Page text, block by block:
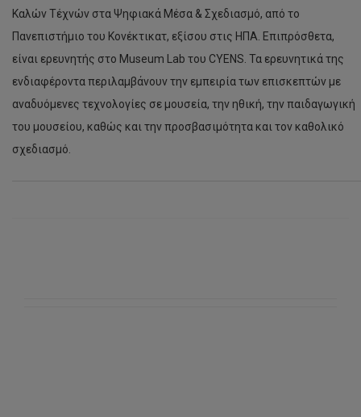
Καλών Τέχνών στα Ψηφιακά Μέσα & Σχεδιασμό, από το
Πανεπιστήμιο του Κονέκτικατ, εξίσου στις ΗΠΑ. Επιπρόσθετα,
είναι ερευνητής στο Museum Lab του CYENS. Τα ερευνητικά της
ενδιαφέροντα περιλαμβάνουν την εμπειρία των επισκεπτών με
αναδυόμενες τεχνολογίες σε μουσεία, την ηθική, την παιδαγωγική
του μουσείου, καθώς και την προσβασιμότητα και τον καθολικό
σχεδιασμό.